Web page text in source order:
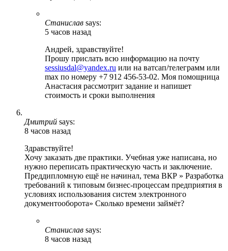
Станислав says:
5 часов назад
Андрей, здравствуйте!
Прошу прислать всю информацию на почту
sessiusdal@yandex.ru или на ватсап/телеграмм или
max по номеру +7 912 456-53-02. Моя помощница
Анастасия рассмотрит задание и напишет
стоимость и сроки выполнения
Дмитрий says:
8 часов назад
Здравствуйте!
Хочу заказать две практики. Учебная уже написана, но
нужно переписать практическую часть и заключение.
Преддипломную ещё не начинал, тема ВКР » Разработка
требований к типовым бизнес-процессам предприятия в
условиях использования систем электронного
документооборота» Сколько времени займёт?
Станислав says:
8 часов назад